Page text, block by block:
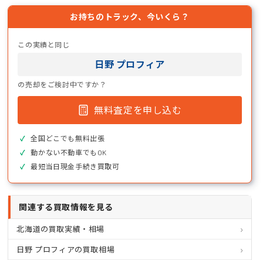
お持ちのトラック、今いくら？
この実績と同じ
日野 プロフィア
の売却をご検討中ですか？
無料査定を申し込む
全国どこでも無料出張
動かない不動車でもOK
最短当日現金手続き買取可
関連する買取情報を見る
北海道の買取実績・相場
日野 プロフィアの買取相場